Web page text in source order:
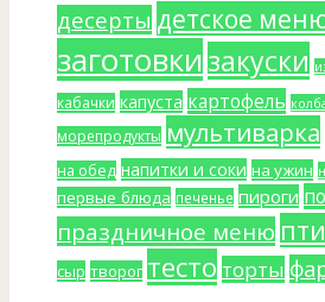
десерты детское
заготовкизакуски
кабачки капуста картофель
морепродукты мультиварка
на обед напитки и соки на ужин
первые блюда печенье пироги
праздничное меню
сыр творог тесто торты